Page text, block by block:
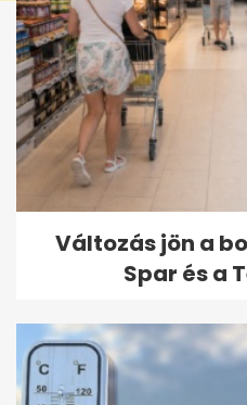
Változás jön a
Spar és a